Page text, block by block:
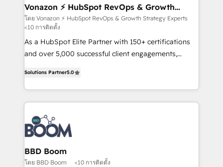
strategies that deliver impactful results. Our mission
is to empower you to unlock HubSpot’s full potential
—faster. Through expert training, unmatched
responsiveness, and ongoing support, we equip
your team to adopt new systems with confidence
customer engagement.
Vonazon ⚡ HubSpot RevOps & Growth
Strategy Experts
โดย Vonazon ⚡ HubSpot RevOps & Growth Strategy Experts
<10 การติดตั้ง
As a HubSpot Elite Partner with 150+ certifications
and over 5,000 successful client engagements,
measurable, scalable growth. From onboarding to
enterprise-grade campaigns, our in-house team
builds scalable strategies that drive long-term
revenue. ⚙️ HubSpot Integration & Optimization •
Seamless CRM, CMS, and automation setup •
Complex platform migrations and data cleanups •
Custom APIs and third-party integrations 📈 End-to-
End Revenue Acceleration • Lifecycle marketing and
Solutions Partner5.0
BBD Boom
โดย BBD Boom <10 การติดตั้ง